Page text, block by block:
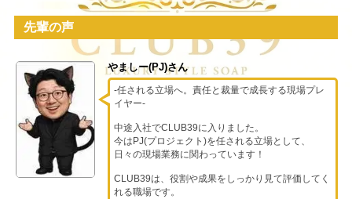
a
i
先輩の声
やましー(PJ)さん
-任される立場へ。責任と裁量で成長する現場プレ
イヤー-
中途入社でCLUB39に入りました。
今はPJ(プロジェクト)を任される立場として、
日々の現場業務に関わっています！
CLUB39は、役割や成果をしっかり見て評価してく
れる職場です。